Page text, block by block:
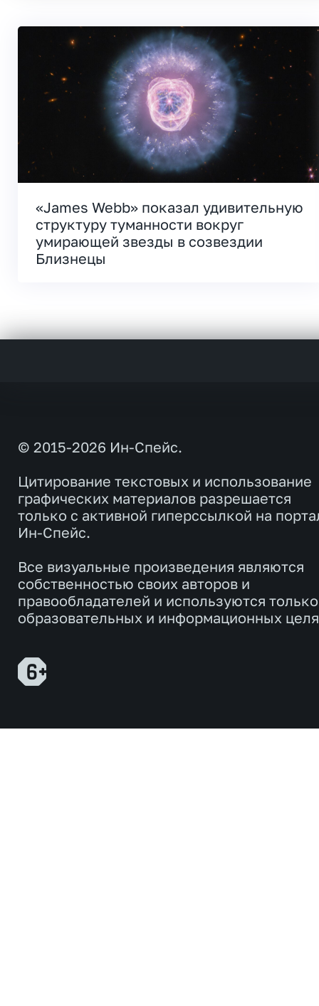
«James Webb» показал удивительную
структуру туманности вокруг
умирающей звезды в созвездии
Близнецы
© 2015-2026 Ин-Спейс.
Цитирование текстовых и использование
графических материалов разрешается
только с активной гиперссылкой на
Ин-Спейс.
Все визуальные произведения являются
собственностью своих авторов и
правообладателей и используются
образовательных и информационных